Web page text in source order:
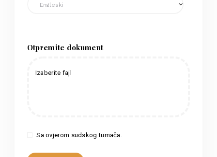
Otpremite dokument
Izaberite fajl
Sa ovjerom sudskog tumača.